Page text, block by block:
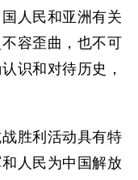
人民和亚洲有关
容歪曲，也不可
识和对待历史，
胜利活动具有特
人民为中国解放